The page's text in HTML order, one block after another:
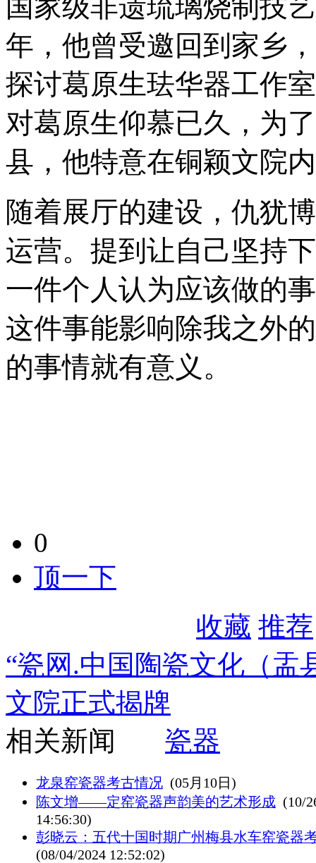
国家级非遗琉璃烧制技
年，他曾受邀回到家乡
探讨葛原生珐华器工作
对葛原生仰慕已久，为
县，他特意在铜颖文院
随着展厅的建设，仇犹
运营。提到让自己坚持
一件个人认为应该做的
这件事能影响除我之外
的事情就有意义。
0
顶一下
收藏 推荐
“瓷网.中国陶瓷文化（盂
文院正式揭牌
相关新闻
瓷器
龙泉窑瓷器考古情况 (05月10日)
陈文增——定窑瓷器声韵美的艺术形成 (10/
14:56:30)
彭晓云：五代十国时期广州梅县水车窑瓷器
(08/04/2024 12:52:02)